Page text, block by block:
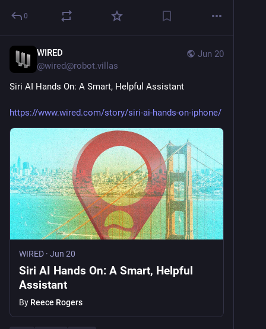
0
Jun 20
WIRED
@wired@robot.villas
Siri AI Hands On: A Smart, Helpful Assistant
https://www.wired.com/story/siri-ai-hands-on-iphone/
WIRED · Jun 20
Siri AI Hands On: A Smart, Helpful
Assistant
By Reece Rogers